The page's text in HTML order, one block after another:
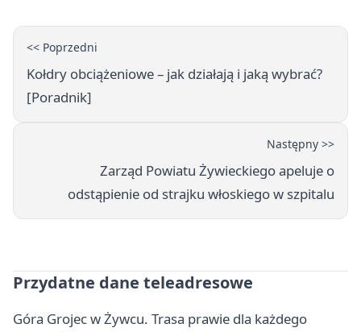
<< Poprzedni
Kołdry obciążeniowe – jak działają i jaką wybrać?
[Poradnik]
Następny >>
Zarząd Powiatu Żywieckiego apeluje o
odstąpienie od strajku włoskiego w szpitalu
Przydatne dane teleadresowe
Góra Grojec w Żywcu. Trasa prawie dla każdego